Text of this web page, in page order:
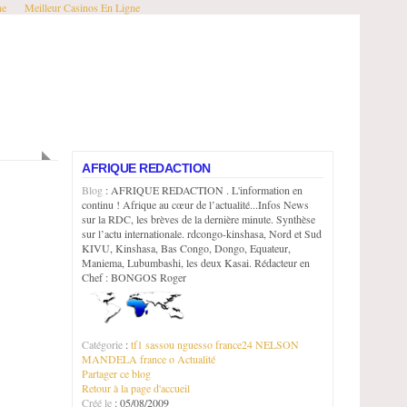
Meilleur Casinos En Ligne
AFRIQUE REDACTION
Blog : AFRIQUE REDACTION . L'information en
continu ! Afrique au cœur de l’actualité...Infos News
sur la RDC, les brèves de la dernière minute. Synthèse
sur l’actu internationale. rdcongo-kinshasa, Nord et Sud
KIVU, Kinshasa, Bas Congo, Dongo, Equateur,
Maniema, Lubumbashi, les deux Kasai. Rédacteur en
Chef : BONGOS Roger
Catégorie :tf1 sassou nguessofrance24NELSON
MANDELA france o Actualité
Partager ce blog
Retour à la page d'accueil
Créé le : 05/08/2009